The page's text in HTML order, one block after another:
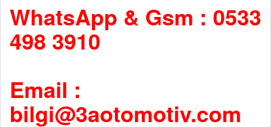
WhatsApp & Gsm : 0533
498 3910
Email :
bilgi@3aotomotiv.com